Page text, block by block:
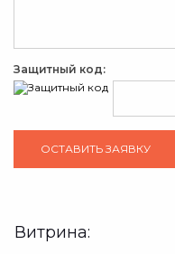
Защитный код:
Витрина: